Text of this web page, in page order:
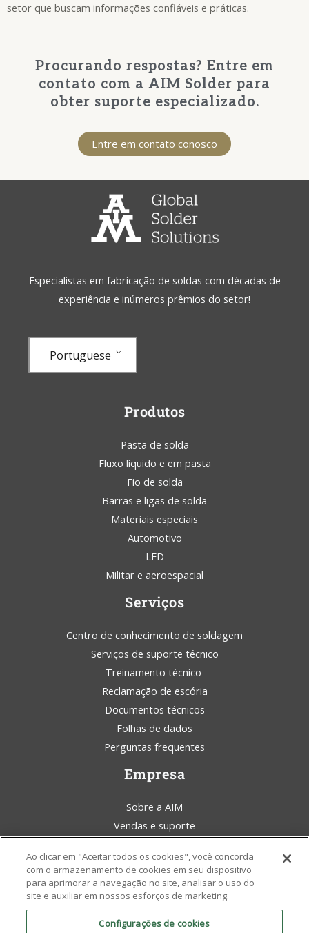
setor que buscam informações confiáveis e práticas.
Procurando respostas? Entre em
contato com a AIM Solder para
obter suporte especializado.
Entre em contato conosco
Especialistas em fabricação de soldas com décadas de
experiência e inúmeros prêmios do setor!
Portuguese
Produtos
Pasta de solda
Fluxo líquido e em pasta
Fio de solda
Barras e ligas de solda
Materiais especiais
Automotivo
LED
Militar e aeroespacial
Serviços
Centro de conhecimento de soldagem
Serviços de suporte técnico
Treinamento técnico
Reclamação de escória
Documentos técnicos
Folhas de dados
Perguntas frequentes
Empresa
Sobre a AIM
Vendas e suporte
Termos e condições
Declaração legal
Conscientização ambiental
Políticas e certificados
Ao clicar em "Aceitar todos os cookies", você concorda
com o armazenamento de cookies em seu dispositivo
para aprimorar a navegação no site, analisar o uso do
site e auxiliar em nossos esforços de marketing.
Configurações de cookies